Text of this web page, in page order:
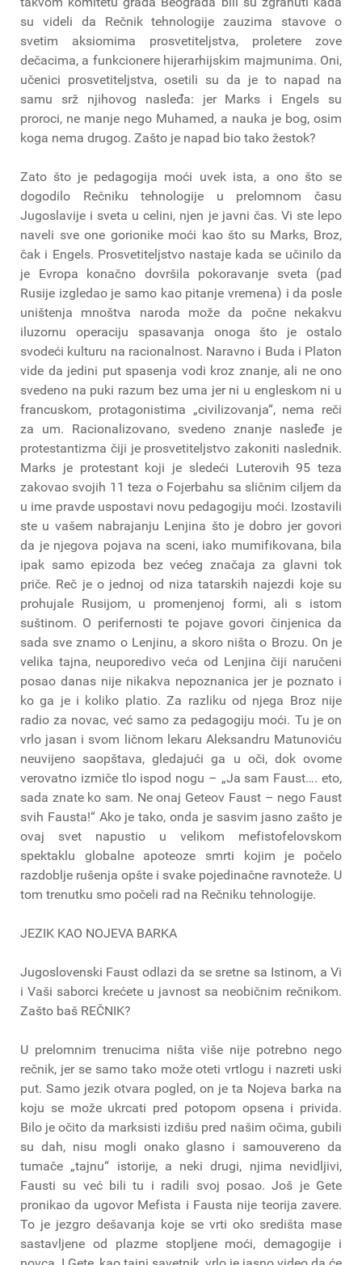
su videli da Rečnik tehnologije zauzima stavove o
svetim aksiomima prosvetiteljstva, proletere zove
dečacima, a funkcionere hijerarhijskim majmunima. Oni,
učenici prosvetiteljstva, osetili su da je to napad na
samu srž njihovog nasleđa: jer Marks i Engels su
proroci, ne manje nego Muhamed, a nauka je bog, osim
koga nema drugog. Zašto je napad bio tako žestok?
Zato što je pedagogija moći uvek ista, a ono što se
dogodilo Rečniku tehnologije u prelomnom času
Jugoslavije i sveta u celini, njen je javni čas. Vi ste lepo
naveli sve one gorionike moći kao što su Marks, Broz,
čak i Engels. Prosvetiteljstvo nastaje kada se učinilo da
je Evropa konačno dovršila pokoravanje sveta (pad
Rusije izgledao je samo kao pitanje vremena) i da posle
uništenja mnoštva naroda može da počne nekakvu
iluzornu operaciju spasavanja onoga što je ostalo
svodeći kulturu na racionalnost. Naravno i Buda i Platon
vide da jedini put spasenja vodi kroz znanje, ali ne ono
svedeno na puki razum bez uma jer ni u engleskom ni u
francuskom, protagonistima „civilizovanja“, nema reči
za um. Racionalizovano, svedeno znanje nasleđe je
protestantizma čiji je prosvetiteljstvo zakoniti naslednik.
Marks je protestant koji je sledeći Luterovih 95 teza
zakovao svojih 11 teza o Fojerbahu sa sličnim ciljem da
u ime pravde uspostavi novu pedagogiju moći. Izostavili
ste u vašem nabrajanju Lenjina što je dobro jer govori
da je njegova pojava na sceni, iako mumifikovana, bila
ipak samo epizoda bez većeg značaja za glavni tok
priče. Reč je o jednoj od niza tatarskih najezdi koje su
prohujale Rusijom, u promenjenoj formi, ali s istom
suštinom. O perifernosti te pojave govori činjenica da
sada sve znamo o Lenjinu, a skoro ništa o Brozu. On je
velika tajna, neuporedivo veća od Lenjina čiji naručeni
posao danas nije nikakva nepoznanica jer je poznato i
ko ga je i koliko platio. Za razliku od njega Broz nije
radio za novac, već samo za pedagogiju moći. Tu je on
vrlo jasan i svom ličnom lekaru Aleksandru Matunoviću
neuvijeno saopštava, gledajući ga u oči, dok ovome
verovatno izmiče tlo ispod nogu – „Ja sam Faust…. eto,
sada znate ko sam. Ne onaj Geteov Faust – nego Faust
svih Fausta!“ Ako je tako, onda je sasvim jasno zašto je
ovaj svet napustio u velikom mefistofelovskom
spektaklu globalne apoteoze smrti kojim je počelo
razdoblje rušenja opšte i svake pojedinačne ravnoteže. U
tom trenutku smo počeli rad na Rečniku tehnologije.
JEZIK KAO NOJEVA BARKA
Jugoslovenski Faust odlazi da se sretne sa Istinom, a Vi
i Vaši saborci krećete u javnost sa neobičnim rečnikom.
Zašto baš REČNIK?
U prelomnim trenucima ništa više nije potrebno nego
rečnik, jer se samo tako može oteti vrtlogu i nazreti uski
put. Samo jezik otvara pogled, on je ta Nojeva barka na
koju se može ukrcati pred potopom opsena i privida.
Bilo je očito da marksisti izdišu pred našim očima, gubili
su dah, nisu mogli onako glasno i samouvereno da
tumače „tajnu“ istorije, a neki drugi, njima nevidljivi,
Fausti su već bili tu i radili svoj posao. Još je Gete
pronikao da ugovor Mefista i Fausta nije teorija zavere.
To je jezgro dešavanja koje se vrti oko središta mase
sastavljene od plazme stopljene moći, demagogije i